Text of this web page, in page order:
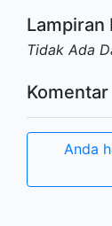
Lampiran
Tidak Ada
Komentar
Anda